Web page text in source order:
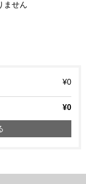
ません
¥0
¥0